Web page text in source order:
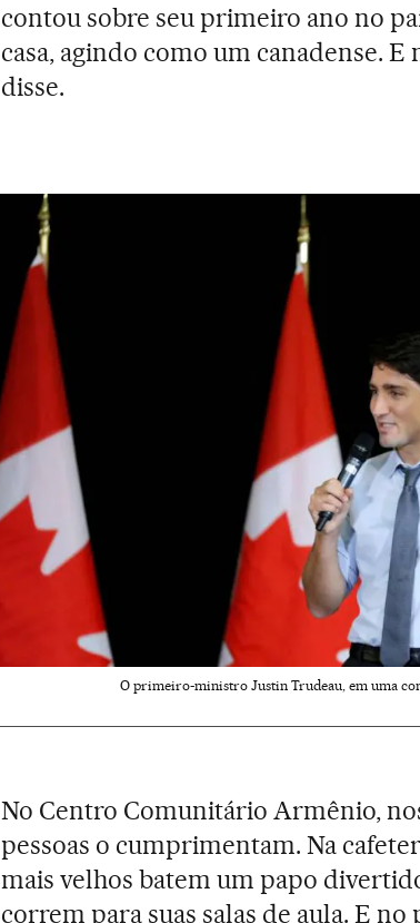
contou sobre seu primeiro ano no
casa, agindo como um canadense. E
disse.
O primeiro-ministro Justin Trudeau, em uma
No Centro Comunitário Armênio,
pessoas o cumprimentam. Na
mais velhos batem um papo
correm para suas salas de aula. E